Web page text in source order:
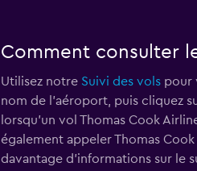
Comment consulter
Utilisez notre Suivi des volspour
nom de l'aéroport, puis cliquez
lorsqu'un vol Thomas Cook
également appeler Thomas
davantage d'informations sur le